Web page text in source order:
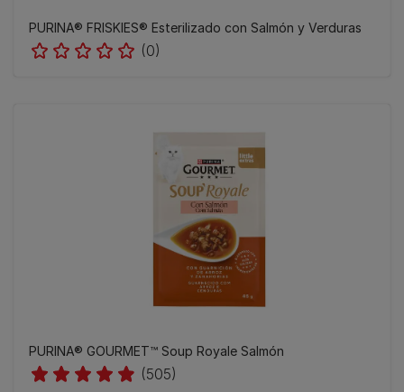
PURINA® FRISKIES® Esterilizado con Salmón y Verduras
(0)
PURINA® GOURMET™ Soup Royale Salmón
(505)